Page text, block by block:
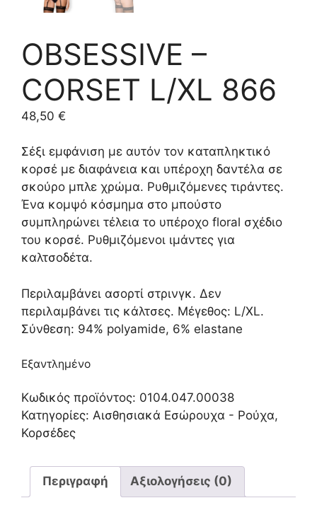
OBSESSIVE –
CORSET L/XL 866
48,50 €
Σέξι εμφάνιση με αυτόν τον καταπληκτικό
κορσέ με διαφάνεια και υπέροχη δαντέλα σε
σκούρο μπλε χρώμα. Ρυθμιζόμενες τιράντες.
Ένα κομψό κόσμημα στο μπούστο
συμπληρώνει τέλεια το υπέροχο floral σχέδιο
του κορσέ. Ρυθμιζόμενοι ιμάντες για
καλτσοδέτα.
Περιλαμβάνει ασορτί στρινγκ. Δεν
περιλαμβάνει τις κάλτσες. Μέγεθος: L/XL.
Σύνθεση: 94% polyamide, 6% elastane
Εξαντλημένο
Κωδικός προϊόντος: 0104.047.00038
Κατηγορίες: Αισθησιακά Εσώρουχα - Ρούχα,
Κορσέδες
Περιγραφή Αξιολογήσεις (0)